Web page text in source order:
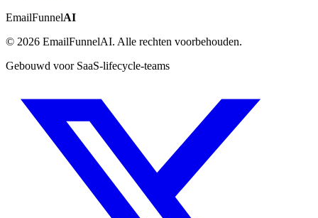
EmailFunnelAI
© 2026 EmailFunnelAI. Alle rechten voorbehouden.
Gebouwd voor SaaS-lifecycle-teams